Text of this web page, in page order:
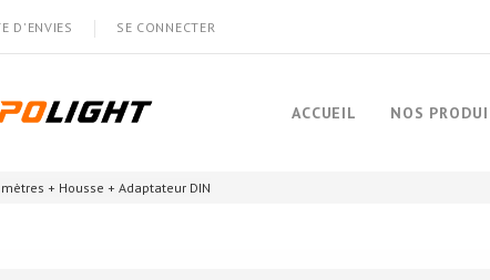
D'ENVIES SE CONNECTER
ACCUEIL NOS
+ Housse + Adaptateur DIN